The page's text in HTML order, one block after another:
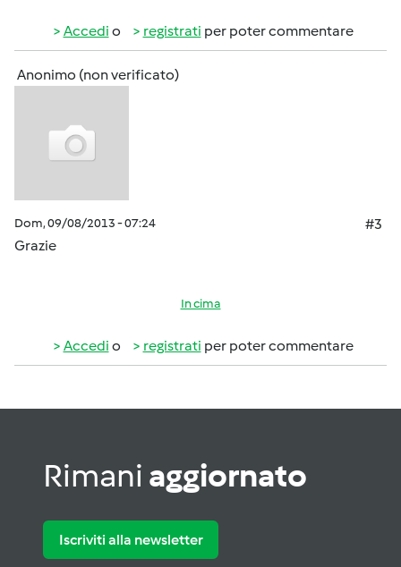
Accedi o registrati per poter commentare
Anonimo (non verificato)
Dom, 09/08/2013 - 07:24
#3
Grazie
In cima
Accedi o registrati per poter commentare
Rimani aggiornato
Iscriviti alla newsletter